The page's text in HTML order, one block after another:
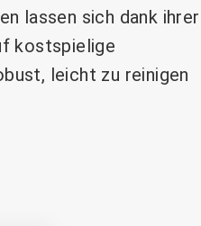
lassen sich dank ihrer
kostspielige
leicht zu reinigen